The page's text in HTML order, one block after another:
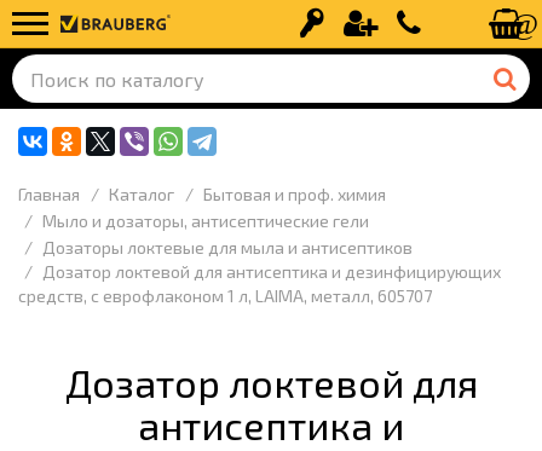
Вход Регистрация+7 (499) 110-
Главная Каталог
Бытовая и проф. химия
Мыло и дозаторы, антисептические гели
Дозаторы локтевые для мыла и антисептиков
Дозатор локтевой для антисептика и дезинфицирующих
средств, с еврофлаконом 1 л, LAIMA, металл, 605707
Дозатор локтевой для
антисептика и